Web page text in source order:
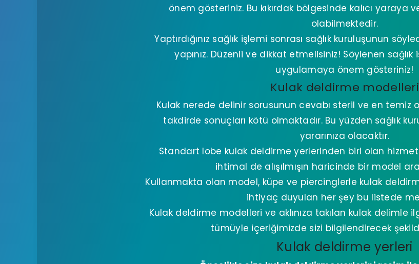
önem gösteriniz. Bu kıkırdak bölgesinde kalıcı yaraya
olabilmektedir.
Yaptırdığınız sağlık işlemi sonrası sağlık kuruluşunun
yapınız. Düzenli ve dikkat etmelisiniz! Söylenen
uygulamaya önem gösteriniz!
Kulak deldirme modelleri
Kulak nerede delinir sorusunun cevabı steril ve en temiz
takdirde sonuçları kötü olmaktadır. Bu yüzden sağlık
yararınıza olacaktır.
Standart lobe kulak deldirme yerlerinden biri olan
ihtimal de alışılmışın haricinde bir model
Kullanmakta olan model, küpe ve piercinglerle kulak
ihtiyaç duyulan her şey bu listede
Kulak deldirme modelleri ve aklınıza takılan kulak delimle
tümüyle içeriğimizde sizi bilgilendirecek
Kulak deldirme yerleri